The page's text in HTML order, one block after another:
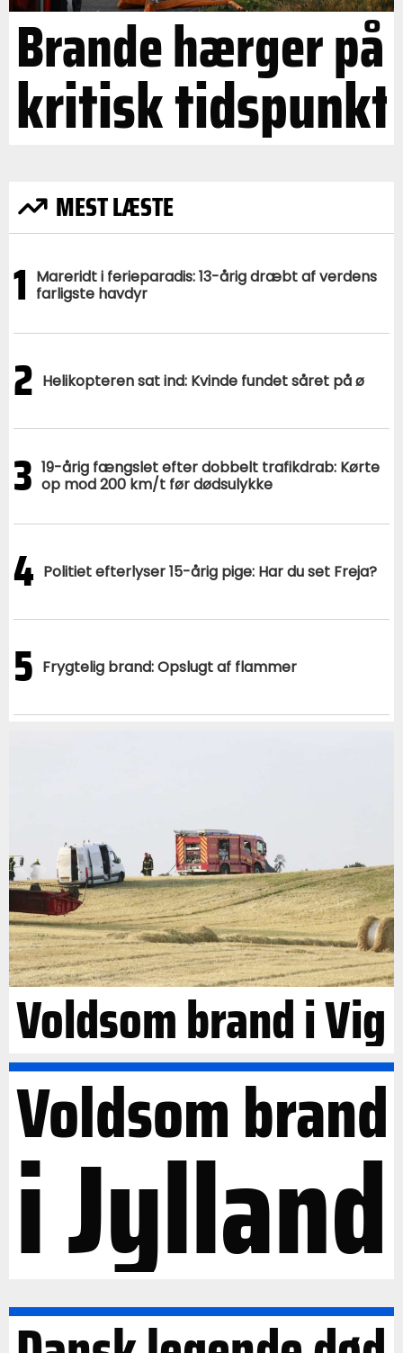
Brande hærger på
kritisk tidspunkt
MEST LÆSTE
1 Mareridt i ferieparadis: 13-årig dræbt af verdens
farligste havdyr
2 Helikopteren sat ind: Kvinde fundet såret på ø
3 19-årig fængslet efter dobbelt trafikdrab: Kørte
op mod 200 km/t før dødsulykke
4 Politiet efterlyser 15-årig pige: Har du set Freja?
5 Frygtelig brand: Opslugt af flammer
Voldsom brand i Vig
Voldsom brand
i Jylland